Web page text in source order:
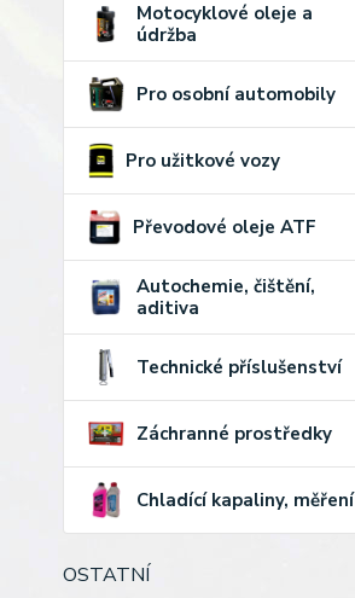
Motocyklové oleje a
údržba
Pro osobní automobily
Pro užitkové vozy
Převodové oleje ATF
Autochemie, čištění,
aditiva
Technické příslušenství
Záchranné prostředky
Chladící kapaliny, měření
OSTATNÍ